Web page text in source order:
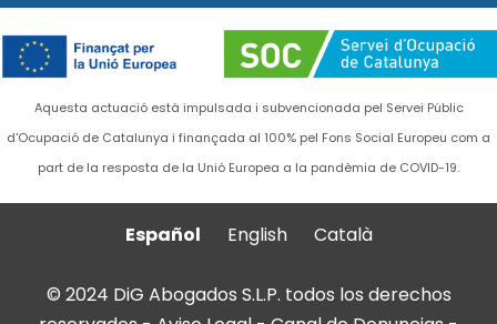
Aquesta actuació està impulsada i subvencionada pel Servei Públic
d'Ocupació de Catalunya i finançada al 100% pel Fons Social Europeu com a
part de la resposta de la Unió Europea a la pandèmia de COVID-19.
Español English Català
© 2024 DiG Abogados S.L.P. todos los derechos